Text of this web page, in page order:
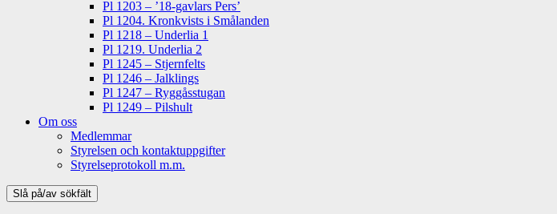
Pl 1203 – ’18-gavlars Pers’
Pl 1204. Kronkvists i Smålanden
Pl 1218 – Underlia 1
Pl 1219. Underlia 2
Pl 1245 – Stjernfelts
Pl 1246 – Jalklings
Pl 1247 – Ryggåsstugan
Pl 1249 – Pilshult
Om oss
Medlemmar
Styrelsen och kontaktuppgifter
Styrelseprotokoll m.m.
Slå på/av sökfält